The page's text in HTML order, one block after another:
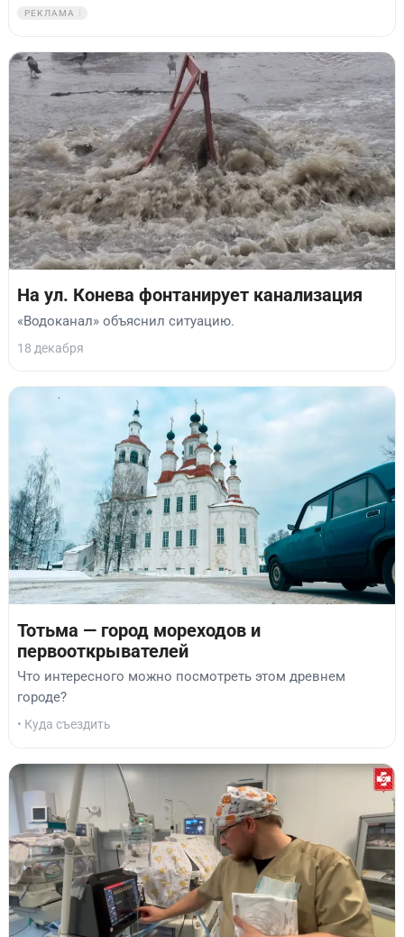
РЕКЛАМА
На ул. Конева фонтанирует канализация
«Водоканал» объяснил ситуацию.
18 декабря
Тотьма — город мореходов и
первооткрывателей
Что интересного можно посмотреть этом древнем
городе?
• Куда съездить